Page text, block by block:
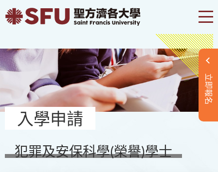
立即報名
入學申請
犯罪及安保科學(榮譽)學士